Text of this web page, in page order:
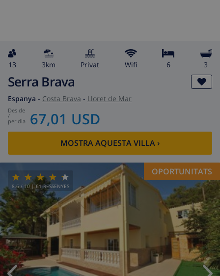
13 3km Privat wifi 6 3
Serra Brava
Espanya - Costa Brava - Lloret de Mar
des de
/
per dia 67,01 USD
MOSTRA AQUESTA VILLA ›
8.6/ 10 | 61 RESSENYES
OPORTUNITATS